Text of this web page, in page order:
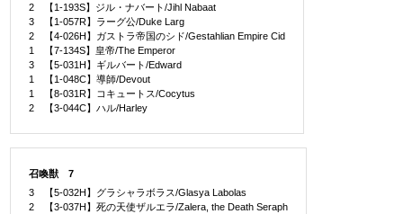
2 【1-193S】ジル・ナバート/Jihl Nabaat
3 【1-057R】ラーグ公/Duke Larg
2 【4-026H】ガストラ帝国のシド/Gestahlian Empire Cid
1 【7-134S】皇帝/The Emperor
3 【5-031H】ギルバート/Edward
1 【1-048C】導師/Devout
1 【8-031R】コキュートス/Cocytus
2 【3-044C】ハル/Harley
召喚獣 7
3 【5-032H】グラシャラボラス/Glasya Labolas
2 【3-037H】死の天使ザルエラ/Zalera, the Death Seraph